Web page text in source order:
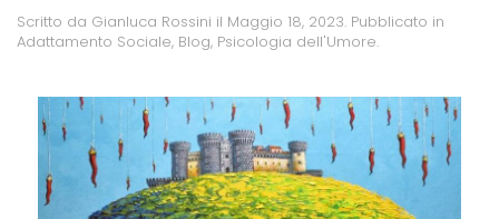
Scritto da Gianluca Rossini il Maggio 18, 2023. Pubblicato in
Adattamento Sociale, Blog, Psicologia dell'Umore.